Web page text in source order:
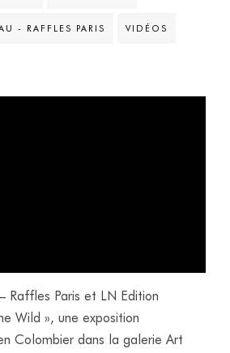
- RAFFLES PARIS VIDÉOS
Raffles Paris et LN Edition
Wild », une exposition
Colombier dans la galerie Art